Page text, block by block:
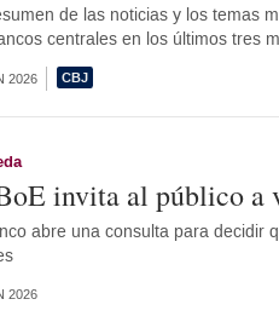
de las noticias y los temas
centrales en los últimos tres
2026
invita al público a
abre una consulta para decidir
2026